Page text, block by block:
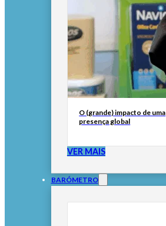
O (grande) impacto de uma
presença global
VER MAIS
BARÓMETRO